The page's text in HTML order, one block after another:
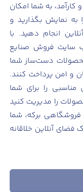
به شما امکان
نمایش بگذارید و
انجام دهید. با
سایت فروش صنایع
دست‌ساز شما
و امن پرداخت کنند.
مناسبی را برای شما
را مدیریت کنید
فروشگاهی برکه، شما
فضای آنلاین خلاقانه